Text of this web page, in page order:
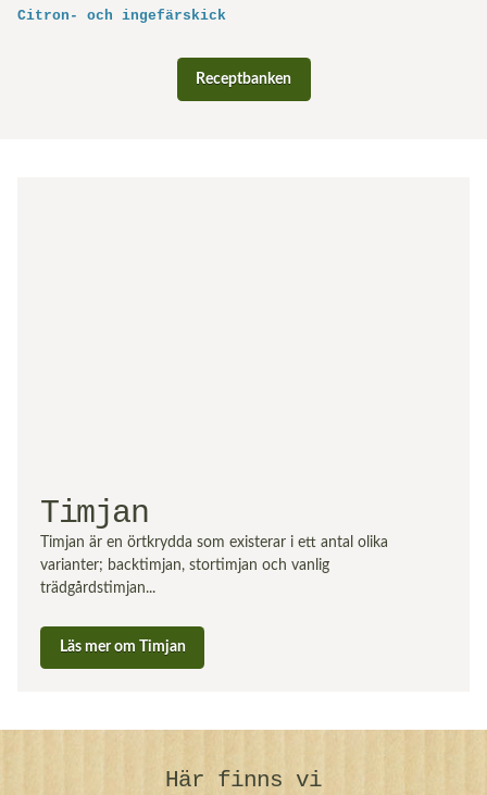
Citron- och ingefärskick
Receptbanken
Timjan
Timjan är en örtkrydda som existerar i ett antal olika
varianter; backtimjan, stortimjan och vanlig
trädgårdstimjan...
Läs mer om Timjan
Här finns vi